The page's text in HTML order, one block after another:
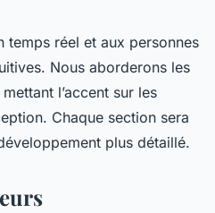
temps réel et aux personnes
Nous aborderons les
l’accent sur les
Chaque section sera
plus détaillé.